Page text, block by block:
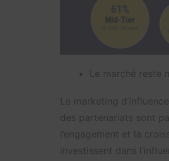
Le marché reste
Le marketing
des partenariats sont
l’engagement et la
investissent dans